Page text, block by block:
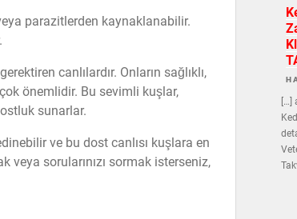
parazitlerden kaynaklanabilir.
canlılardır. Onların sağlıklı,
önemlidir. Bu sevimli kuşlar,
sunarlar.
ve bu dost canlısı kuşlara en
sorularınızı sormak isterseniz,
[…]